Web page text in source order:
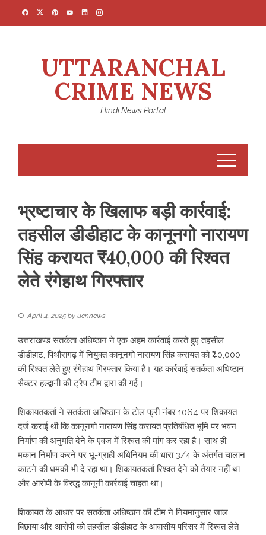
UTTARANCHAL
CRIME NEWS
Hindi News Portal
भ्रष्टाचार के खिलाफ बड़ी कार्रवाई:
तहसील डीडीहाट के कानूनगो नारायण
सिंह करायत ₹40,000 की रिश्वत
लेते रंगेहाथ गिरफ्तार
April 4, 2025 by ucnnews
उत्तराखण्ड सतर्कता अधिष्ठान ने एक अहम कार्रवाई करते हुए तहसील
डीडीहाट, पिथौरागढ़ में नियुक्त कानूनगो नारायण सिंह करायत को ₹40,000
की रिश्वत लेते हुए रंगेहाथ गिरफ्तार किया है। यह कार्रवाई सतर्कता अधिष्ठान
सैक्टर हल्द्वानी की ट्रैप टीम द्वारा की गई।
शिकायतकर्ता ने सतर्कता अधिष्ठान के टोल फ्री नंबर 1064 पर शिकायत
दर्ज कराई थी कि कानूनगो नारायण सिंह करायत प्रतिबंधित भूमि पर भवन
निर्माण की अनुमति देने के एवज में रिश्वत की मांग कर रहा है। साथ ही,
मकान निर्माण करने पर भू-ग्राही अधिनियम की धारा 3/4 के अंतर्गत चालान
काटने की धमकी भी दे रहा था। शिकायतकर्ता रिश्वत देने को तैयार नहीं था
और आरोपी के विरुद्ध कानूनी कार्रवाई चाहता था।
शिकायत के आधार पर सतर्कता अधिष्ठान की टीम ने नियमानुसार जाल
बिछाया और आरोपी को तहसील डीडीहाट के आवासीय परिसर में रिश्वत लेते